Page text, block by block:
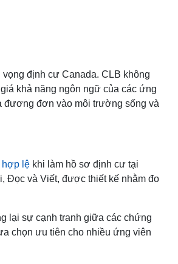
định cư Canada. CLB không
khả năng ngôn ngữ của các ứng
đương đơn vào môi trường sống và
hợp lệ khi làm hồ sơ định cư tại
Đọc và Viết, được thiết kế nhằm đo
lại sự cạnh tranh giữa các chứng
chọn ưu tiên cho nhiều ứng viên